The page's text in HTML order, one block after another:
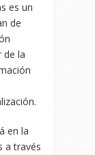
es un
de
de la
en la
a través